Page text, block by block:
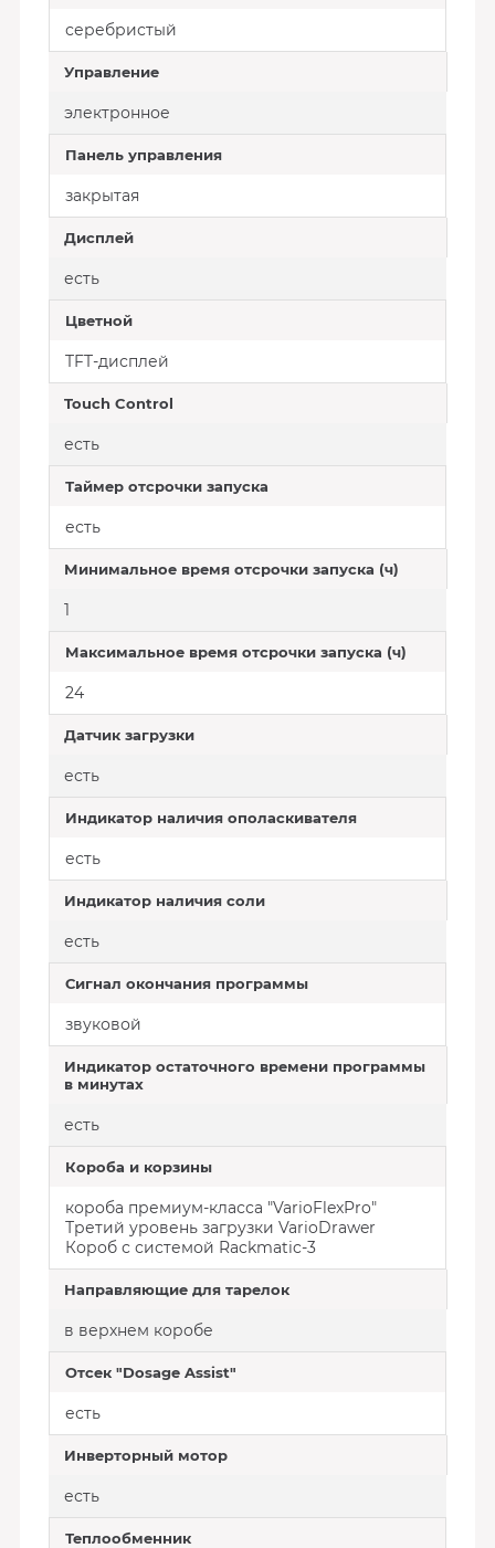
серебристый
Управление
электронное
Панель управления
закрытая
Дисплей
есть
Цветной
TFT-дисплей
Touch Control
есть
Таймер отсрочки запуска
есть
Минимальное время отсрочки запуска (ч)
1
Максимальное время отсрочки запуска (ч)
24
Датчик загрузки
есть
Индикатор наличия ополаскивателя
есть
Индикатор наличия соли
есть
Сигнал окончания программы
звуковой
Индикатор остаточного времени программы
в минутах
есть
Короба и корзины
короба премиум-класса "VarioFlexPro"
Третий уровень загрузки VarioDrawer
Короб с системой Rackmatic-3
Направляющие для тарелок
в верхнем коробе
Отсек "Dosage Assist"
есть
Инверторный мотор
есть
Теплообменник